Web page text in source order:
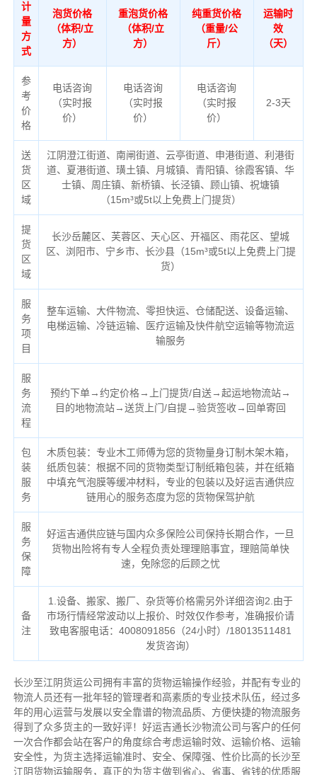
计
量
方
式
泡货价格
（体积/立
方）
重泡货价格
（体积/立
方）
纯重货价格
（重量/公
斤）
运输时
效
（天）
参
考
价
格
电话咨询
（实时报
价）
电话咨询
（实时报
价）
电话咨询
（实时报
价）
2-3天
送
货
区
域
江阴澄江街道、南闸街道、云亭街道、申港街道、利港街
道、夏港街道、璜土镇、月城镇、青阳镇、徐霞客镇、华
士镇、周庄镇、新桥镇、长泾镇、顾山镇、祝塘镇
（15m³或5t以上免费上门提货）
提
货
区
域
长沙岳麓区、芙蓉区、天心区、开福区、雨花区、望城
区、浏阳市、宁乡市、长沙县（15m³或5t以上免费上门提
货）
服
务
项
目
整车运输、大件物流、零担快运、仓储配送、设备运输、
电梯运输、冷链运输、医疗运输及快件航空运输等物流运
输服务
服
务
流
程
预约下单→约定价格→上门提货/自送→起运地物流站→
目的地物流站→送货上门/自提→验货签收→回单寄回
包
装
服
务
木质包装：专业木工师傅为您的货物量身订制木架木箱，
纸质包装：根据不同的货物类型订制纸箱包装，并在纸箱
中填充气泡膜等缓冲材料，专业的包装以及好运吉通供应
链用心的服务态度为您的货物保驾护航
服
务
保
障
好运吉通供应链与国内众多保险公司保持长期合作，一旦
货物出险将有专人全程负责处理理赔事宜，理赔简单快
速，免除您的后顾之忧
备
注
1.设备、搬家、搬厂、杂货等价格需另外详细咨询2.由于
市场行情经常波动以上报价、时效仅作参考，准确报价请
致电客服电话：4008091856（24小时）/18013511481
发货咨询）
长沙至江阴货运公司拥有丰富的货物运输操作经验，并配有专业的
物流人员还有一批年轻的管理者和高素质的专业技术队伍，经过多
年的用心运营与发展以安全靠谱的物流品质、方便快捷的物流服务
得到了众多货主的一致好评！好运吉通长沙物流公司与客户的任何
一次合作都会站在客户的角度综合考虑运输时效、运输价格、运输
安全性，为货主选择运输准时、安全、保障强、性价比高的长沙至
江阴货物运输服务，真正的为货主做到省心、省事、省钱的优质服